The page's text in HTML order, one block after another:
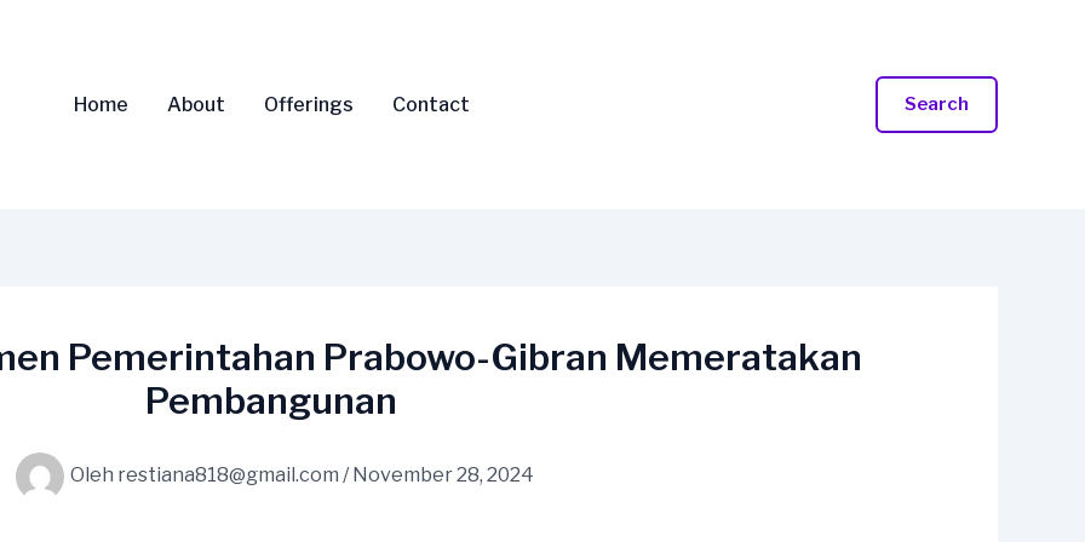
Home About Offerings Contact Search
Pemerintahan Prabowo-Gibran Memeratakan
Pembangunan
Oleh restiana818@gmail.com /November 28, 2024